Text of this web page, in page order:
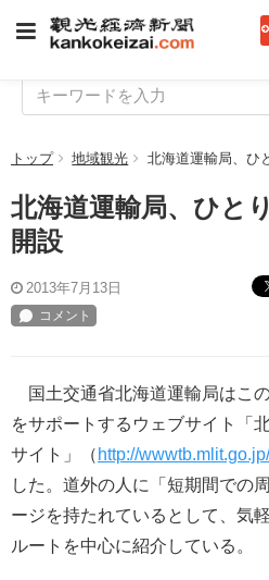
トップ 地域観光 北海道運輸局、ひ
北海道運輸局、ひと
開設
2013年7月13日
国土交通省北海道運輸局はこ
をサポートするウェブサイト「
サイト」（ http://
した。道外の人に「短期間での
ージを持たれているとして、気
ルートを中心に紹介している。